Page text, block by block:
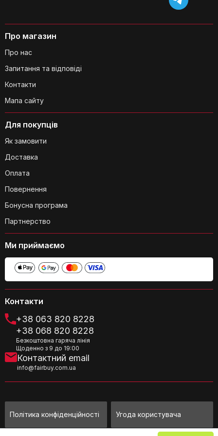
Чи можна підключити навушники до
металошукача?
З чого виготовлений стрижень
Чи можна регулювати довжину
стрижня?
Чи підходить металошукач для
Контакти
+38 063 820 8228
+38 068 820 8228
Безкоштовна гаряча лінія
Щоденно з 9 до 19:00
Контактний email
info@fairbuy.com.ua
Для покупців
Як замовити
Доставка
Оплата
Повернення
Бонусна програма
Партнерство
Про магазин
Про нас
Запитання та відповіді
Контакти
Мапа сайту
Ми приймаємо
Політика конфіденційності Угода користувача